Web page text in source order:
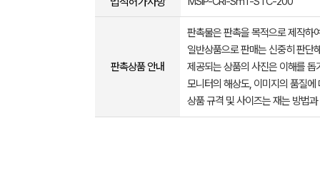
판촉상품 안내
판촉물은 판촉을 목적으로 제작하
일반상품으로 판매는 신중히 판단
제공되는 상품의 사진은 이해를
모니터의 해상도, 이미지의 품질
상품 규격 및 사이즈는 재는 방법